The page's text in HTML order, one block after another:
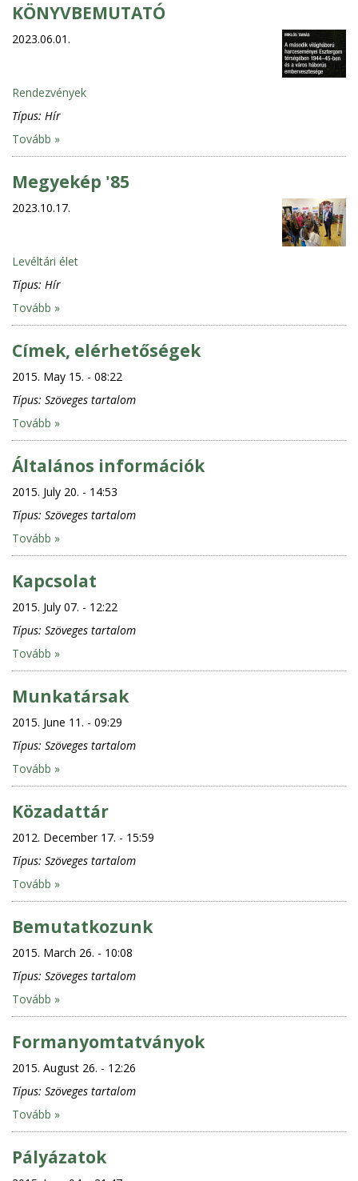
KÖNYVBEMUTATÓ
2023.06.01.
Rendezvények
Típus: Hír
Tovább »
Megyekép '85
2023.10.17.
Levéltári élet
Típus: Hír
Tovább »
Címek, elérhetőségek
2015. May 15. - 08:22
Típus: Szöveges tartalom
Tovább »
Általános információk
2015. July 20. - 14:53
Típus: Szöveges tartalom
Tovább »
Kapcsolat
2015. July 07. - 12:22
Típus: Szöveges tartalom
Tovább »
Munkatársak
2015. June 11. - 09:29
Típus: Szöveges tartalom
Tovább »
Közadattár
2012. December 17. - 15:59
Típus: Szöveges tartalom
Tovább »
Bemutatkozunk
2015. March 26. - 10:08
Típus: Szöveges tartalom
Tovább »
Formanyomtatványok
2015. August 26. - 12:26
Típus: Szöveges tartalom
Tovább »
Pályázatok